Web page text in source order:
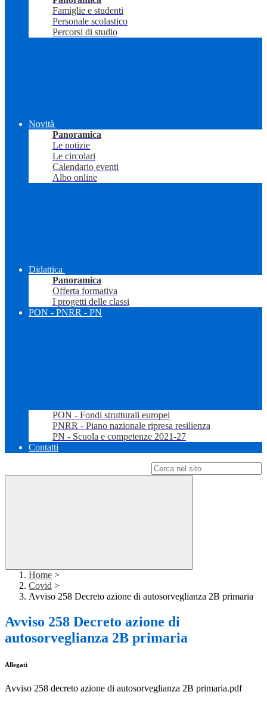
Famiglie e studenti
Personale scolastico
Percorsi di studio
Novità
Panoramica
Le notizie
Le circolari
Calendario eventi
Albo online
Didattica
Panoramica
Offerta formativa
I progetti delle classi
PON - PNRR - PN
PON - Fondi strutturali europei
PNRR - Piano nazionale ripresa resilienza
PN - Scuola e competenze 2021-27
Contatti
Home >
Covid >
Avviso 258 Decreto azione di autosorveglianza 2B primaria
Avviso 258 Decreto azione di
autosorveglianza 2B primaria
Allegati
Avviso 258 decreto azione di autosorveglianza 2B primaria.pdf